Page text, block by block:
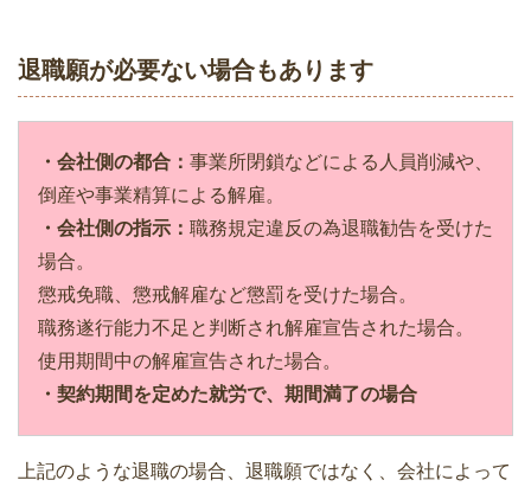
退職願が必要ない場合もあります
・会社側の都合： 事業所閉鎖などによる人員削減や、
倒産や事業精算による解雇。
・会社側の指示： 職務規定違反の為退職勧告を受けた
場合。
懲戒免職、懲戒解雇など懲罰を受けた場合。
職務遂行能力不足と判断され解雇宣告された場合。
使用期間中の解雇宣告された場合。
・契約期間を定めた就労で、期間満了の場合
上記のような退職の場合、退職願ではなく、会社によって